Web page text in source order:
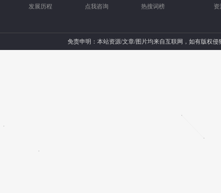
发展历程
点我咨询
热搜词榜
资
免责申明：本站资源/文章/图片均来自互联网，如有版权